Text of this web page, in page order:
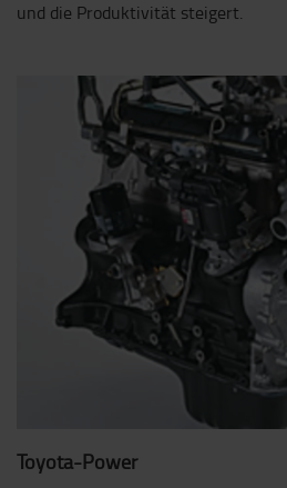
und die Produktivität steigert.
Toyota-Power